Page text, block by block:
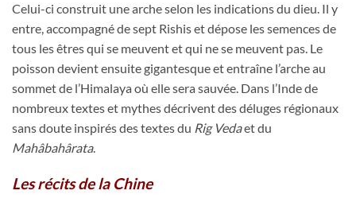
Celui-ci construit une arche selon les indications du dieu. Il y
entre, accompagné de sept Rishis et dépose les semences de
tous les êtres qui se meuvent et qui ne se meuvent pas. Le
poisson devient ensuite gigantesque et entraîne l’arche au
sommet de l’Himalaya où elle sera sauvée. Dans l’Inde de
nombreux textes et mythes décrivent des déluges régionaux
sans doute inspirés des textes du Rig Vedaet du
Mahâbahârata.
Les récits de la Chine